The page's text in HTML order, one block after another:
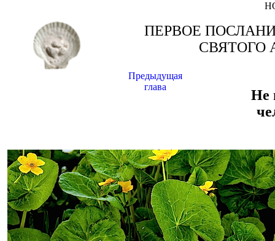
ПЕРВОЕ
СВЯТОГО
Предыдущая
глава
Не